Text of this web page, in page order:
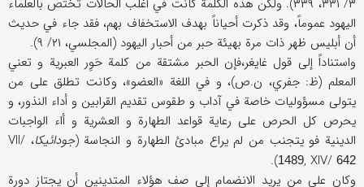
۳/ ۳۳۱، ۳۳۹). ولکن هذه الکلمة کانت في أغلب الحالات تختص بالعلماء
الیهود عموماً، وقد ذکرت أحیاناً بهدف الاستخفاف بهم، فقد جاء في حدیث
أن أبلیس ظهر ذات مرة بهیئة حبر من أحبار الیهود (المجلسي، ۲۱/ ۹).
واستناداً إلی قول غایغر،فإن الحبر مشتقة من کلمة حَوِر العبریة و تعني
المعلم (ظ: جفري، ن.ص)، و في اللغة «العضو»، وکانت تطلق علی من
یتولی مسؤولیات خاصة في آداب و طقوس تقدیم القرابین و أداء النذور، و
یحرص کل الحرص علی رعایة قواعد الطهارة و العشریة و أاء الواجبات
الدینیة فو یتجنب من لم یراع مبادئ الطهارة و النجاسة (جودائیکا، VII/
1489, XIV/ 642
).
وکان علی من یرید الانضمام إلی صف هؤلاء المتدینین أن یجتاز دورة